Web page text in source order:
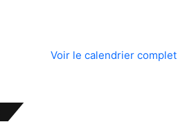
Voir le calendrier complet